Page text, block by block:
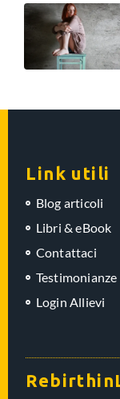
Link utili
Blog articoli
Libri & eBook
Contattaci
Testimonianze
Login Allievi